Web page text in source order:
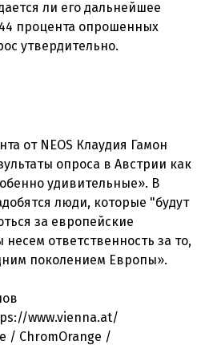
ли его дальнейшее
процента опрошенных
от NEOS Клаудия Гамон
опроса в Австрии как
удивительные». В
люди, которые "будут
за европейские
ответственность за то,
www.vienna.at/
/ ChromOrange /